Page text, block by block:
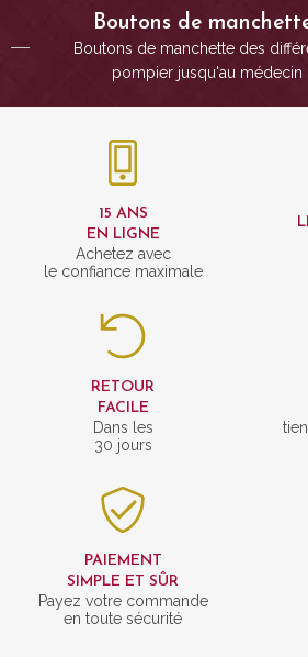
Boutons de
Boutons de manchette des
pompier jusqu'au médecin
15 ANS
EN LIGNE
Achetez avec
le confiance maximale
RETOUR
FACILE
Dans les
30 jours
PAIEMENT
SIMPLE ET SÛR
Payez votre commande
en toute sécurité